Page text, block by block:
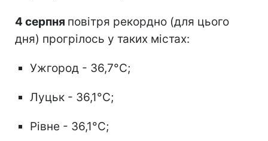
4 серпня повітря рекордно (для цього
дня) прогрілось у таких містах:
Ужгород - 36,7°C;
Луцьк - 36,1°C;
Рівне - 36,1°C;